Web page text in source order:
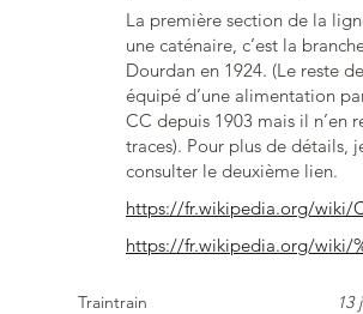
La première section de la
une caténaire, c’est la
Dourdan en 1924. (Le reste
équipé d’une alimentation
CC depuis 1903 mais il n’en
traces). Pour plus de détails,
consulter le deuxième lien.
https://fr.wikipedia.org/wiki/
https://fr.wikipedia.org/wiki/
Traintrain 13